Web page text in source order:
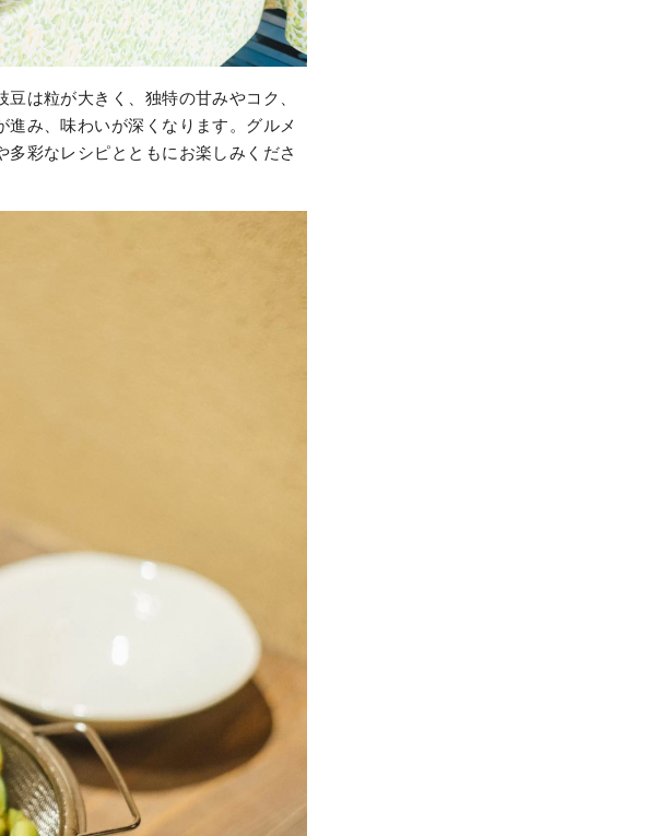
は粒が大きく、独特の甘みやコク、
み、味わいが深くなります。グルメ
彩なレシピとともにお楽しみくださ